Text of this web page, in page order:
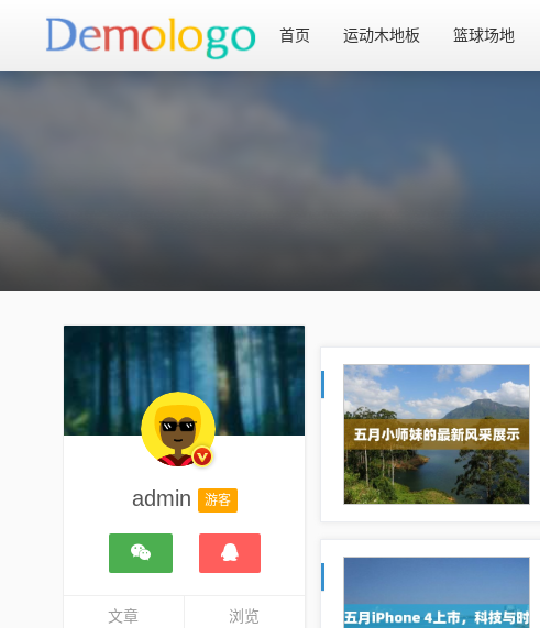
首页 运动木地板 篮球场地
admin 游客
文章 浏览